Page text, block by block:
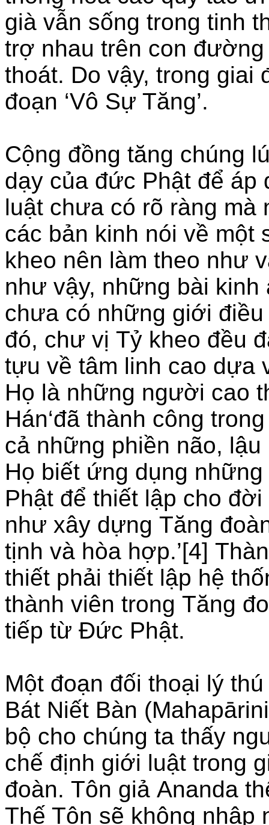
già vẫn sống trong tinh
trợ nhau trên con
thoát. Do vậy, trong giai
đoạn ‘Vô Sự Tăng’.
Cộng đồng tăng chúng
dạy của đức Phật để áp
luật chưa có rõ ràng mà
các bản kinh nói về một
kheo nên làm theo như
như vậy, những bài
chưa có những giới
đó, chư vị Tỷ kheo đều
tựu về tâm linh cao dựa
Họ là những người cao
Hán‘đã thành công
cả những phiền não,
Họ biết ứng dụng
Phật để thiết lập cho
như xây dựng Tăng
tịnh và hòa hợp.’[4]
thiết phải thiết lập hệ
thành viên trong Tăng
tiếp từ Đức Phật.
Một đoạn đối thoại lý
Bát Niết Bàn
bộ cho chúng ta thấy
chế định giới luật trong
đoàn. Tôn giả Ananda
Thế Tôn sẽ không nhập